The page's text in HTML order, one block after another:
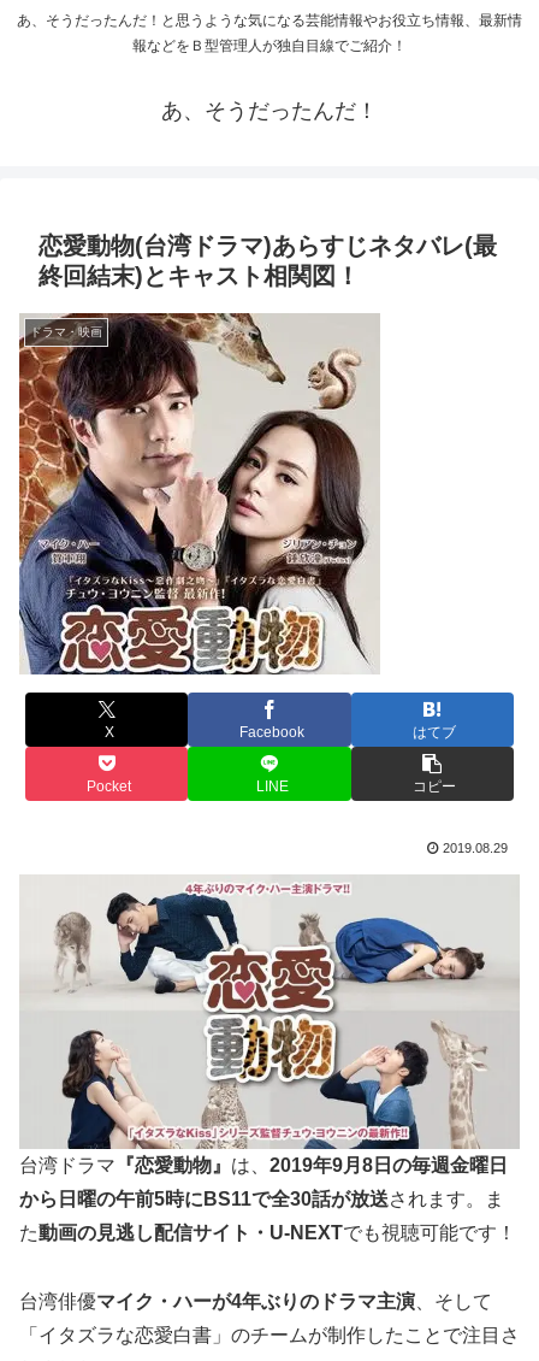
あ、そうだったんだ！と思うような気になる芸能情報やお役立ち情報、最新情
報などをＢ型管理人が独自目線でご紹介！
あ、そうだったんだ！
恋愛動物(台湾ドラマ)あらすじネタバレ(最
終回結末)とキャスト相関図！
ドラマ・映画
X Facebook はてブ
Pocket LINE コピー
2019.08.29
台湾ドラマ 『恋愛動物』 は、 2019年9月8日の毎週金曜日
から日曜の午前5時にBS11で全30話が放送されます。ま
た動画の見逃し配信サイト・ U-NEXTでも視聴可能です！
台湾俳優マイク・ハーが4年ぶりのドラマ主演 、そして
「イタズラな恋愛白書」のチームが制作したことで注目さ